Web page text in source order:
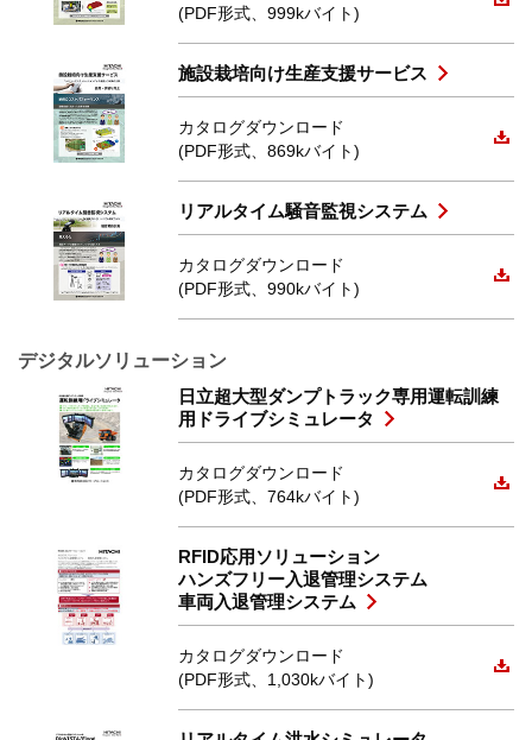
(PDF形式、999kバイト)
施設栽培向け生産支援サービス
カタログダウンロード
(PDF形式、869kバイト)
リアルタイム騒音監視システム
カタログダウンロード
(PDF形式、990kバイト)
デジタルソリューション
日立超大型ダンプトラック専用運転訓練
用ドライブシミュレータ
カタログダウンロード
(PDF形式、764kバイト)
RFID応用ソリューション
ハンズフリー入退管理システム
車両入退管理システム
カタログダウンロード
(PDF形式、1,030kバイト)